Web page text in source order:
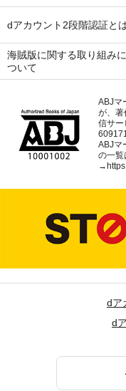
dアカウント2段階認証と
海賊版に関する取り組みに
ついて
ABJマ
が、
信サー
ABJマ
の一覧
→
dア
d